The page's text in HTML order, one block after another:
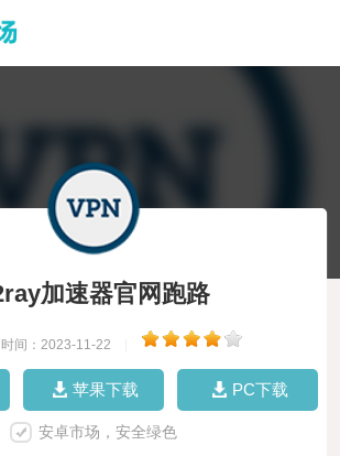
加速器官网跑路
时间：2023-11-22
苹果下载 PC下载
安卓市场，安全绿色